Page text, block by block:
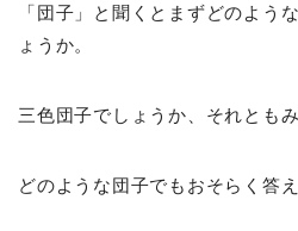
「団子」と聞くとまずどのよう
ょうか。
三色団子でしょうか、それとも
どのような団子でもおそらく答